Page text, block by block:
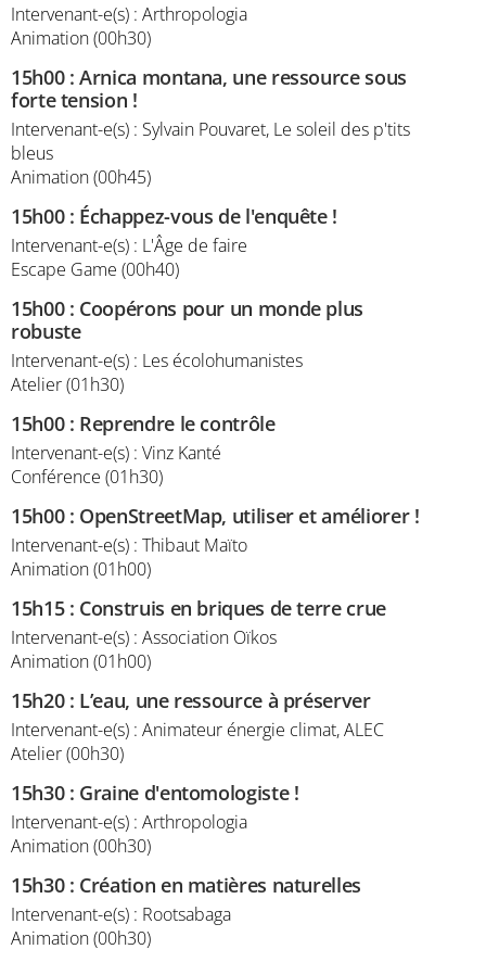
Intervenant-e(s) : Arthropologia
Animation (00h30)
15h00:Arnica montana, une ressource sous
forte tension !
Intervenant-e(s) : Sylvain Pouvaret, Le soleil des p'tits
bleus
Animation (00h45)
15h00: Échappez-vous de l'enquête !
Intervenant-e(s) : L'Âge de faire
Escape Game (00h40)
15h00: Coopérons pour un monde plus
robuste
Intervenant-e(s) : Les écolohumanistes
Atelier (01h30)
15h00: Reprendre le contrôle
Intervenant-e(s) : Vinz Kanté
Conférence (01h30)
15h00: OpenStreetMap, utiliser et améliorer !
Intervenant-e(s) : Thibaut Maïto
Animation (01h00)
15h15: Construis en briques de terre crue
Intervenant-e(s) : Association Oïkos
Animation (01h00)
15h20: L’eau, une ressource à préserver
Intervenant-e(s) : Animateur énergie climat, ALEC
Atelier (00h30)
15h30: Graine d'entomologiste !
Intervenant-e(s) : Arthropologia
Animation (00h30)
15h30: Création en matières naturelles
Intervenant-e(s) : Rootsabaga
Animation (00h30)